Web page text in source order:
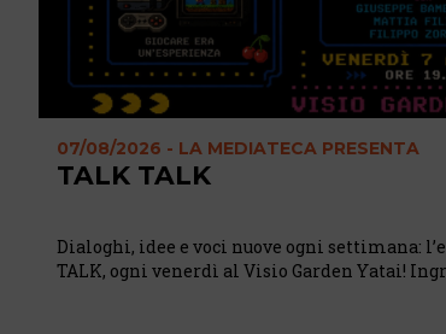
07/08/2026 - LA MEDIATECA PRESENTA
TALK TALK
Dialoghi, idee e voci nuove ogni settimana:
TALK, ogni venerdì al Visio Garden Yatai!